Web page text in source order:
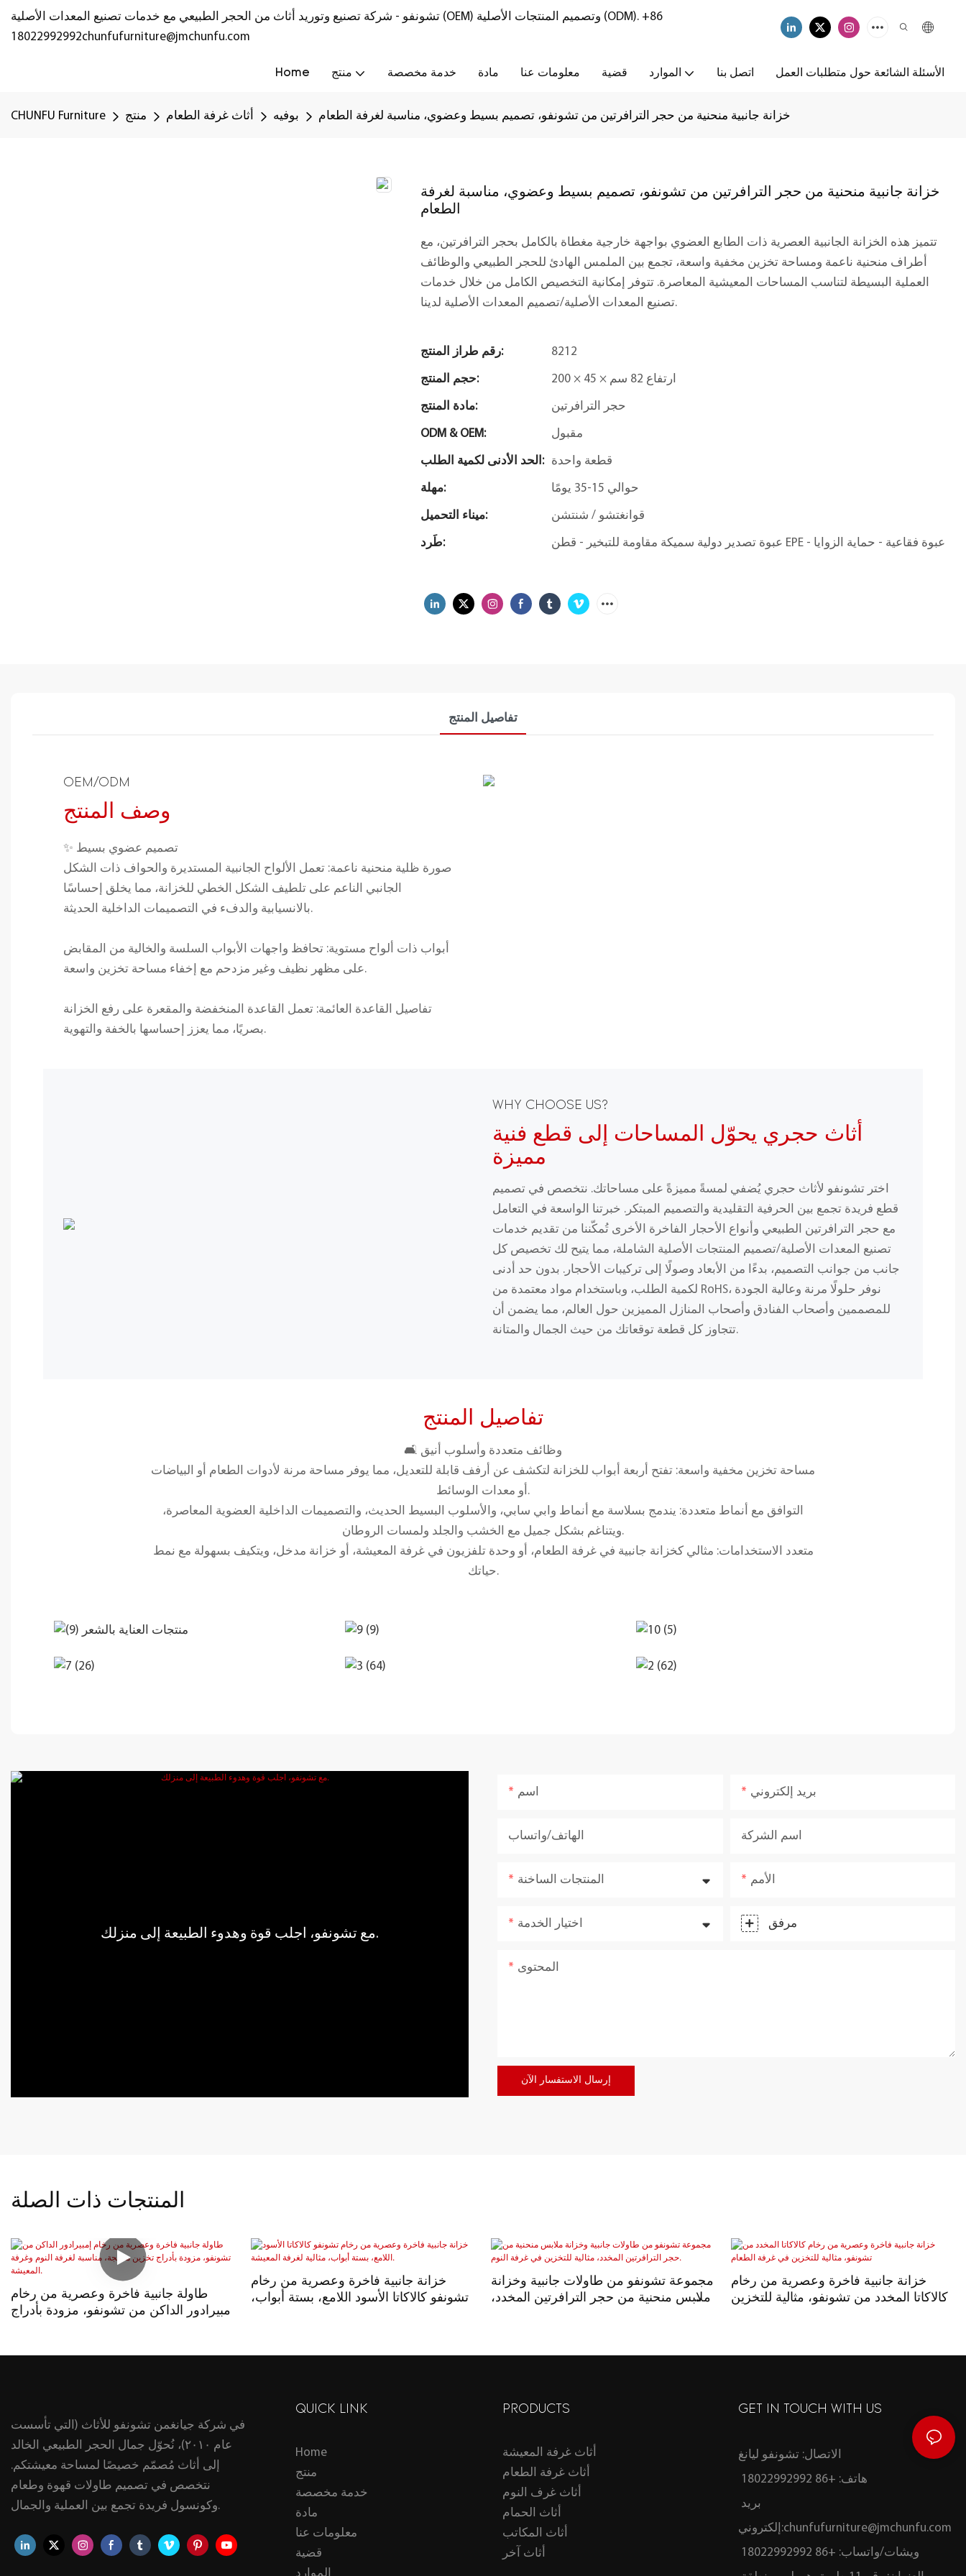
تشونفو - شركة تصنيع وتوريد أثاث من الحجر الطبيعي مع خدمات تصنيع المعدات الأصلية (OEM) وتصميم المنتجات الأصلية (ODM). +86
18022992992chunfufurniture@jmchunfu.com
Home منتج خدمة مخصصة مادة معلومات عنا قضية الموارد اتصل بنا الأسئلة الشائعة حول متطلبات العمل
CHUNFU Furniture منتج أثاث غرفة الطعام بوفيه خزانة جانبية منحنية من حجر الترافرتين من تشونفو، تصميم بسيط وعضوي، مناسبة لغرفة الطعام
خزانة جانبية منحنية من حجر الترافرتين من تشونفو، تصميم بسيط وعضوي، مناسبة لغرفة
الطعام
تتميز هذه الخزانة الجانبية العصرية ذات الطابع العضوي بواجهة خارجية مغطاة بالكامل بحجر الترافرتين، مع
أطراف منحنية ناعمة ومساحة تخزين مخفية واسعة، تجمع بين الملمس الهادئ للحجر الطبيعي والوظائف
العملية البسيطة لتناسب المساحات المعيشية المعاصرة. تتوفر إمكانية التخصيص الكامل من خلال خدمات
تصنيع المعدات الأصلية/تصميم المعدات الأصلية لدينا.
رقم طراز المنتج: 8212
حجم المنتج: 200 × 45 × ارتفاع 82 سم
مادة المنتج: حجر الترافرتين
ODM & OEM: مقبول
الحد الأدنى لكمية الطلب: قطعة واحدة
مهلة: حوالي 15-35 يومًا
ميناء التحميل: قوانغتشو / شنتشن
طَرد: عبوة تصدير دولية سميكة مقاومة للتبخير - قطن EPE - عبوة فقاعية - حماية الزوايا
تفاصيل المنتج
OEM/ODM
وصف المنتج
✨ تصميم عضوي بسيط
صورة ظلية منحنية ناعمة: تعمل الألواح الجانبية المستديرة والحواف ذات الشكل
الجانبي الناعم على تلطيف الشكل الخطي للخزانة، مما يخلق إحساسًا
بالانسيابية والدفء في التصميمات الداخلية الحديثة.
أبواب ذات ألواح مستوية: تحافظ واجهات الأبواب السلسة والخالية من المقابض
على مظهر نظيف وغير مزدحم مع إخفاء مساحة تخزين واسعة.
تفاصيل القاعدة العائمة: تعمل القاعدة المنخفضة والمقعرة على رفع الخزانة
بصريًا، مما يعزز إحساسها بالخفة والتهوية.
WHY CHOOSE US?
أثاث حجري يحوّل المساحات إلى قطع فنية
مميزة
اختر تشونفو لأثاث حجري يُضفي لمسةً مميزةً على مساحاتك. نتخصص في تصميم
قطع فريدة تجمع بين الحرفية التقليدية والتصميم المبتكر. خبرتنا الواسعة في التعامل
مع حجر الترافرتين الطبيعي وأنواع الأحجار الفاخرة الأخرى تُمكّننا من تقديم خدمات
تصنيع المعدات الأصلية/تصميم المنتجات الأصلية الشاملة، مما يتيح لك تخصيص كل
جانب من جوانب التصميم، بدءًا من الأبعاد وصولًا إلى تركيبات الأحجار. بدون حد أدنى
لكمية الطلب، وباستخدام مواد معتمدة من RoHS، نوفر حلولًا مرنة وعالية الجودة
للمصممين وأصحاب الفنادق وأصحاب المنازل المميزين حول العالم، مما يضمن أن
تتجاوز كل قطعة توقعاتك من حيث الجمال والمتانة.
تفاصيل المنتج
🛋️ وظائف متعددة وأسلوب أنيق
مساحة تخزين مخفية واسعة: تفتح أربعة أبواب للخزانة لتكشف عن أرفف قابلة للتعديل، مما يوفر مساحة مرنة لأدوات الطعام أو البياضات
أو معدات الوسائط.
التوافق مع أنماط متعددة: يندمج بسلاسة مع أنماط وابي سابي، والأسلوب البسيط الحديث، والتصميمات الداخلية العضوية المعاصرة،
ويتناغم بشكل جميل مع الخشب والجلد ولمسات الروطان.
متعدد الاستخدامات: مثالي كخزانة جانبية في غرفة الطعام، أو وحدة تلفزيون في غرفة المعيشة، أو خزانة مدخل، ويتكيف بسهولة مع نمط
حياتك.
مع تشونفو، اجلب قوة وهدوء الطبيعة إلى منزلك.
اسم بريد إلكتروني
الهاتف/واتساب اسم الشركة
المنتجات الساخنة الأمم
اختيار الخدمة مرفق
المحتوى
إرسال الاستفسار الآن
المنتجات ذات الصلة
طاولة جانبية فاخرة وعصرية من رخام
إمبيرادور الداكن من تشونفو، مزودة بأدراج
خزانة جانبية فاخرة وعصرية من رخام
تشونفو كالاكاتا الأسود اللامع، بستة أبواب،
مجموعة تشونفو من طاولات جانبية وخزانة
ملابس منحنية من حجر الترافرتين المخدد،
خزانة جانبية فاخرة وعصرية من رخام
كالاكاتا المخدد من تشونفو، مثالية للتخزين
في شركة جيانغمن تشونفو للأثاث (التي تأسست
عام ٢٠١٠)، نُحوّل جمال الحجر الطبيعي الخالد
إلى أثاث مُصمّم خصيصًا لمساحة معيشتكم.
نتخصص في تصميم طاولات قهوة وطعام
وكونسول فريدة تجمع بين العملية والجمال.
QUICK LINK
Home
منتج
خدمة مخصصة
مادة
معلومات عنا
قضية
الموارد
PRODUCTS
أثاث غرفة المعيشة
أثاث غرفة الطعام
أثاث غرف النوم
أثاث الحمام
أثاث المكاتب
أثاث آخر
GET IN TOUCH WITH US
الاتصال: تشونفو ليانغ
هاتف: +86 18022992992
إلكتروني:chunfufurniture@jmchunfu.com
ويشات/واتساب: +86 18022992992